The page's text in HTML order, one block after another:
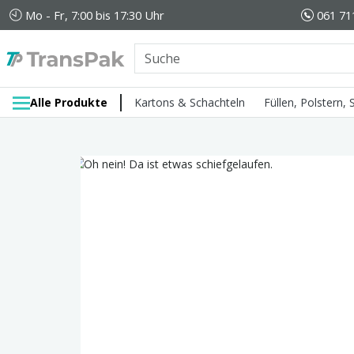
Mo - Fr, 7:00 bis 17:30 Uhr 061
Alle Produkte Kartons & Schachteln Füllen, Polstern,